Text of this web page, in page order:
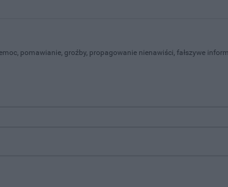
pomawianie, groźby, propagowanie nienawiści, fałszywe